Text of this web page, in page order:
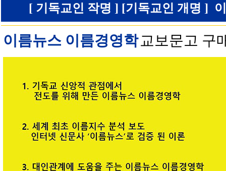
[ 기독교인 작명 ] [기독교인 개명 ]
이름뉴스 이름경영학 교보문고 구